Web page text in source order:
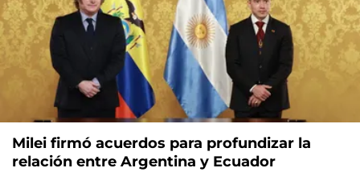
Milei firmó acuerdos para profundizar la
relación entre Argentina y Ecuador